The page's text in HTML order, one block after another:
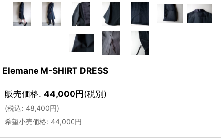
Elemane M-SHIRT DRESS
販売価格: 44,000円(税別)
(税込: 48,400円)
希望小売価格: 44,000円